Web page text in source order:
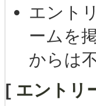
エント
ームを
からは
[ エントリ